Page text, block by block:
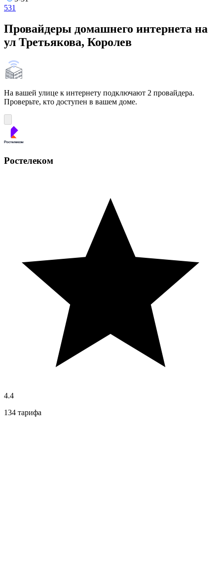
531
Провайдеры домашнего интернета на
ул Третьякова, Королев
На вашей улице к интернету подключают 2 провайдера.
Проверьте, кто доступен в вашем доме.
Ростелеком
4.4
134 тарифа